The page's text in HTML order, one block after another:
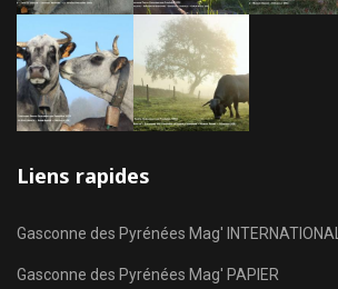
Liens rapides
Gasconne des Pyrénées Mag' INTERNATIONAL
Gasconne des Pyrénées Mag' PAPIER